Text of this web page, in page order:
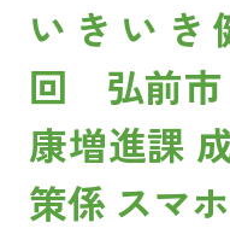
いきいき
回 弘前市
康増進課
策係 スマ